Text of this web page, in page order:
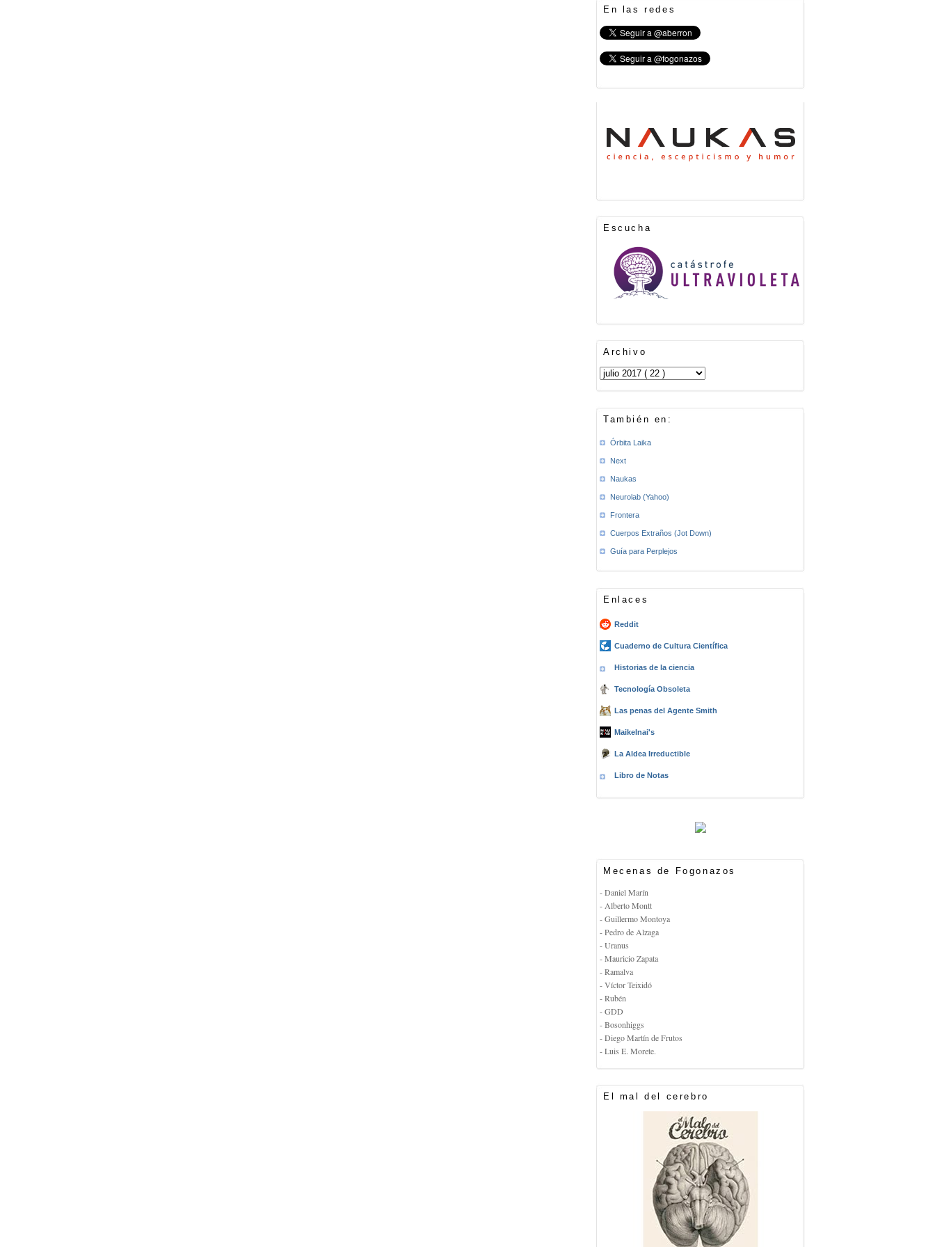
En las redes
Escucha
Archivo
También en:
Órbita Laika
Next
Naukas
Neurolab (Yahoo)
Frontera
Cuerpos Extraños (Jot Down)
Guía para Perplejos
Enlaces
Reddit
Cuaderno de Cultura Científica
Historias de la ciencia
Tecnología Obsoleta
Las penas del Agente Smith
Maikelnai's
La Aldea Irreductible
Libro de Notas
Mecenas de Fogonazos
- Daniel Marín
- Alberto Montt
- Guillermo Montoya
- Pedro de Alzaga
- Uranus
- Mauricio Zapata
- Ramalva
- Víctor Teixidó
- Rubén
- GDD
- Bosonhiggs
- Diego Martín de Frutos
- Luis E. Morete.
El mal del cerebro